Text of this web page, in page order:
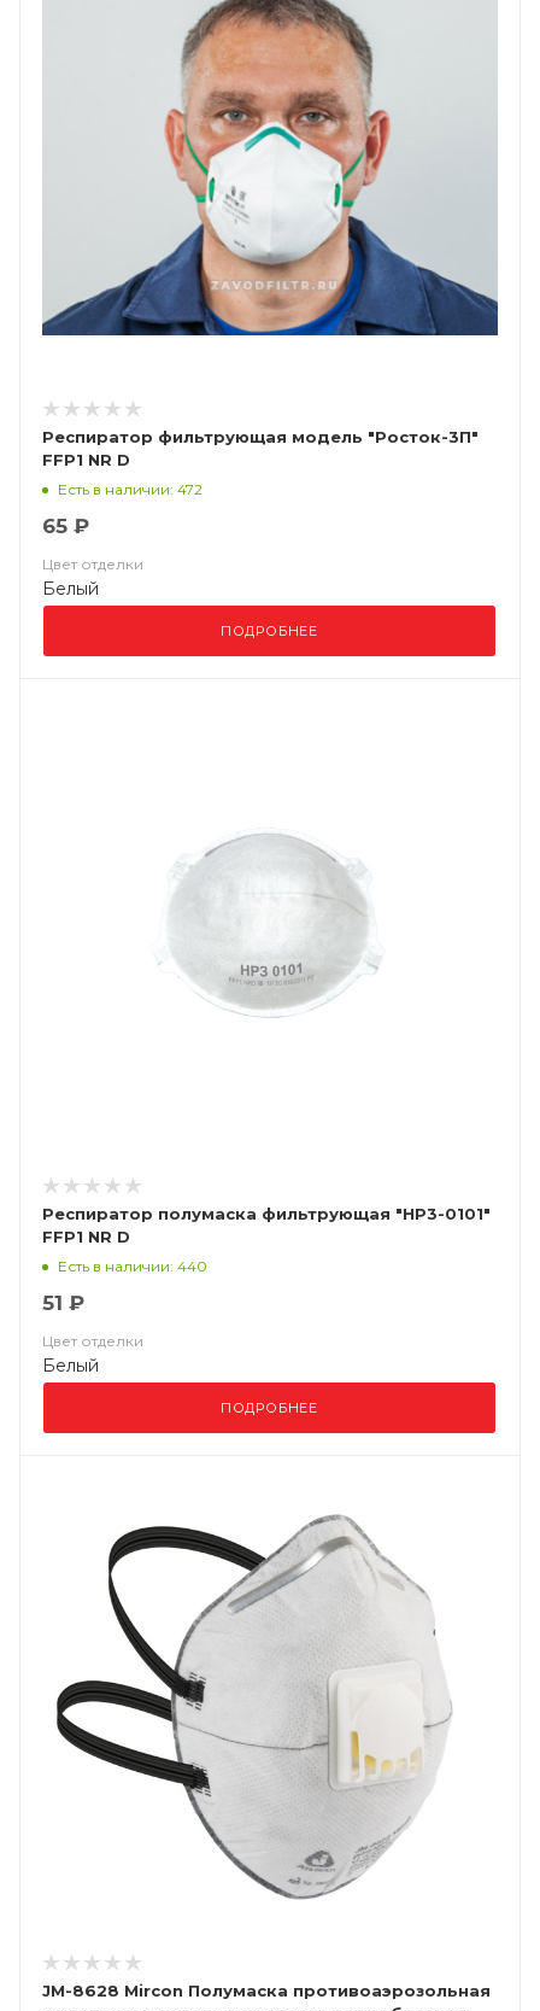
Респиратор фильтрующая модель "Росток-3П"
FFP1 NR D
Есть в наличии: 472
65 ₽
Цвет отделки
Белый
ПОДРОБНЕЕ
Респиратор полумаска фильтрующая "НР3-0101"
FFP1 NR D
Есть в наличии: 440
51 ₽
Цвет отделки
Белый
ПОДРОБНЕЕ
JM-8628 Mircon Полумаска противоаэрозольная